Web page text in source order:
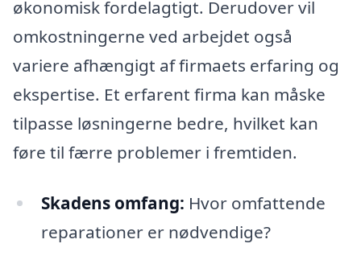
økonomisk fordelagtigt. Derudover vil
omkostningerne ved arbejdet også
variere afhængigt af firmaets erfaring og
ekspertise. Et erfarent firma kan måske
tilpasse løsningerne bedre, hvilket kan
føre til færre problemer i fremtiden.
Skadens omfang: Hvor omfattende
reparationer er nødvendige?